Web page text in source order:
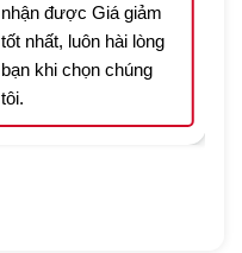
nhận được Giá giảm
tốt nhất, luôn hài lòng
bạn khi chọn chúng
tôi.